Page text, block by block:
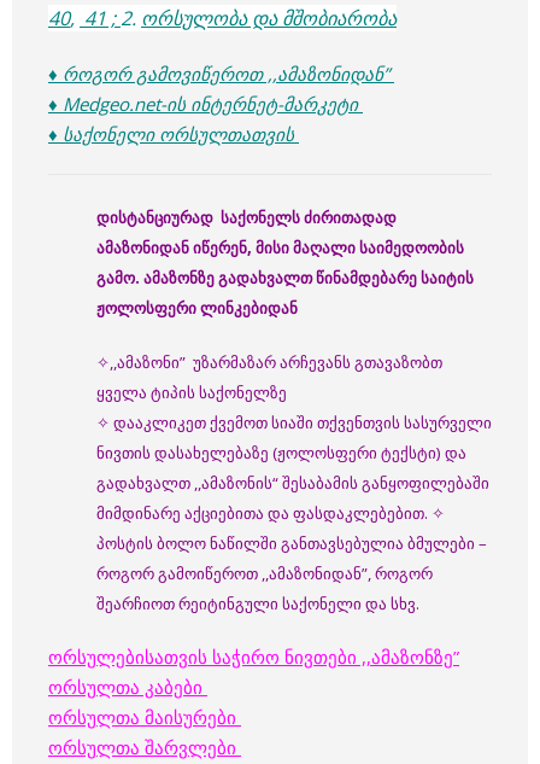
40, 41 ;2. ორსულობა და მშობიარობა
♦ როგორ გამოვიწეროთ ,,ამაზონიდან”
♦ Medgeo.net-ის ინტერნეტ-მარკეტი
♦ საქონელი ორსულთათვის
დისტანციურად საქონელს ძირითადად
ამაზონიდან იწერენ, მისი მაღალი საიმედოობის
გამო. ამაზონზე გადახვალთ წინამდებარე საიტის
ჟოლოსფერი ლინკებიდან
✧,,ამაზონი” უზარმაზარ არჩევანს გთავაზობთ
ყველა ტიპის საქონელზე
✧ დააკლიკეთ ქვემოთ სიაში თქვენთვის სასურველი
ნივთის დასახელებაზე (ჟოლოსფერი ტექსტი) და
გადახვალთ ,,ამაზონის“ შესაბამის განყოფილებაში
მიმდინარე აქციებითა და ფასდაკლებებით. ✧
პოსტის ბოლო ნაწილში განთავსებულია ბმულები –
როგორ გამოიწეროთ ,,ამაზონიდან”, როგორ
შეარჩიოთ რეიტინგული საქონელი და სხვ.
ორსულებისათვის საჭირო ნივთები ,,ამაზონზე”
ორსულთა კაბები
ორსულთა მაისურები
ორსულთა შარვლები